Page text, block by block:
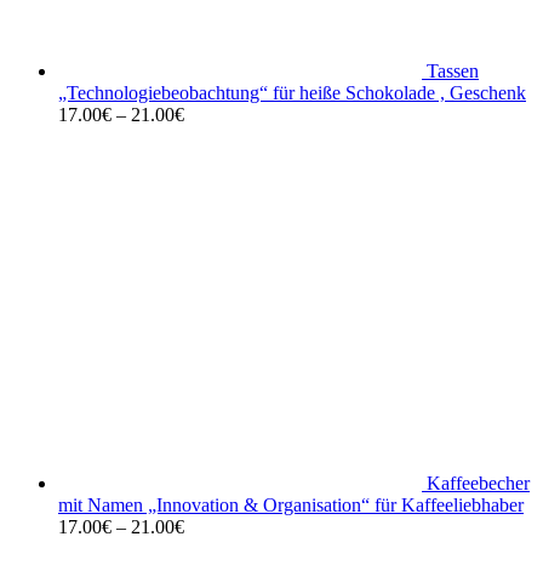
Tassen
„Technologiebeobachtung“ für heiße Schokolade , Geschenk
17.00€ – 21.00€
Kaffeebecher
mit Namen „Innovation & Organisation“ für Kaffeeliebhaber
17.00€ – 21.00€